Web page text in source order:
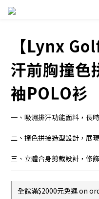
【Lynx
汗前胸撞色
袖POLO衫
一、吸濕排汗功能面料，長
二、撞色拼接造型設計，展
三、立體合身剪裁設計，修
全館滿$2000元免運 on